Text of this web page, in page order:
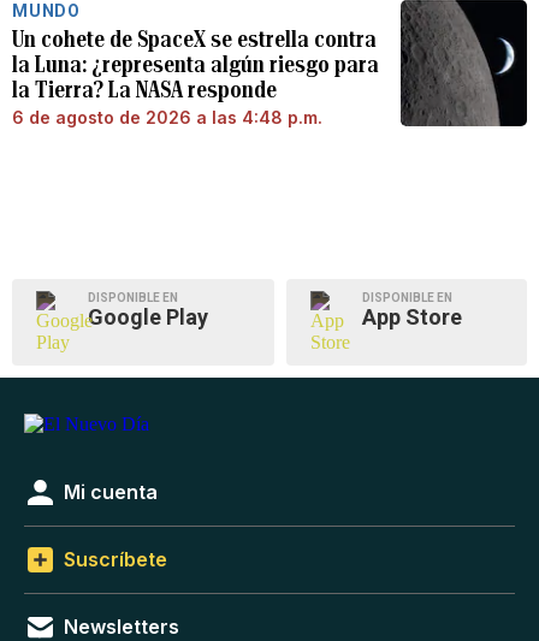
MUNDO
Un cohete de SpaceX se estrella contra
la Luna: ¿representa algún riesgo para
la Tierra? La NASA responde
6 de agosto de 2026 a las 4:48 p.m.
DISPONIBLE EN
Google Play
DISPONIBLE EN
App Store
Mi cuenta
Suscríbete
Newsletters